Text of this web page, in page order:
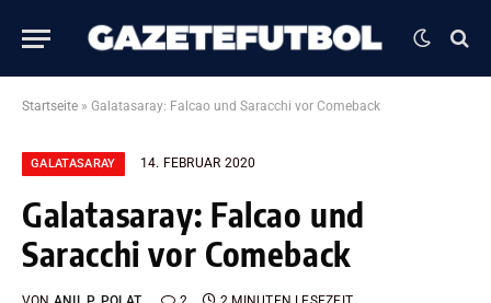
Startseite » Galatasaray: Falcao und Saracchi vor Comeback
GALATASARAY 14. FEBRUAR 2020
Galatasaray: Falcao und
Saracchi vor Comeback